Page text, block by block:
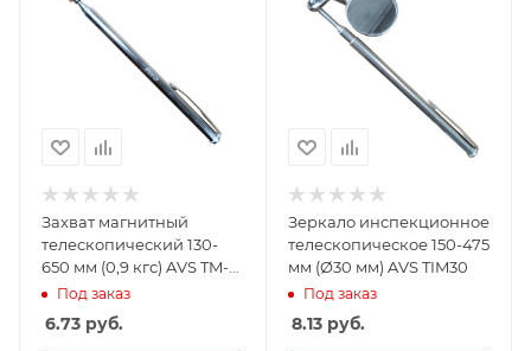
Захват магнитный
телескопический 130-
650 мм (0,9 кгс) AVS TM-
09Под заказ
6.73 руб.
Зеркало инспекционное
телескопическое 150-475
мм (Ø30 мм) AVS TIM30
Под заказ
8.13руб.